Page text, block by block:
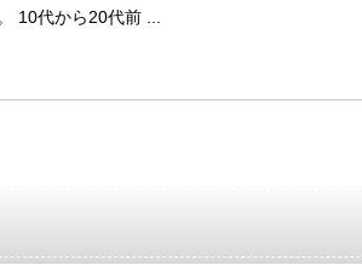
10代から20代前 ...